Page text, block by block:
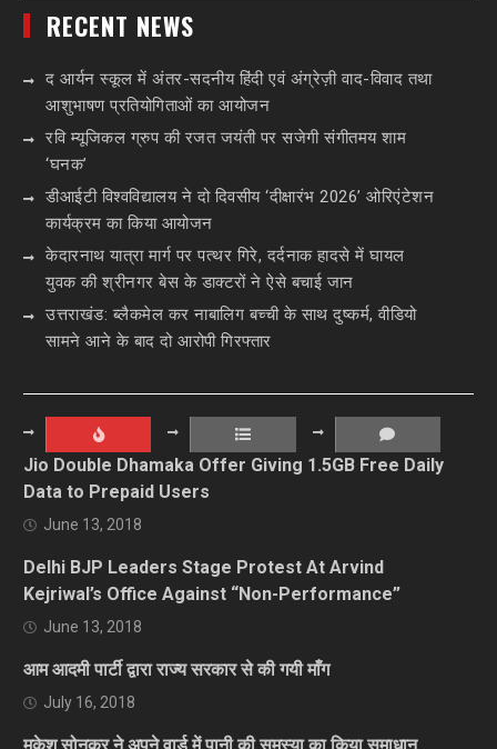
RECENT NEWS
द आर्यन स्कूल में अंतर-सदनीय हिंदी एवं अंग्रेज़ी वाद-विवाद तथा
आशुभाषण प्रतियोगिताओं का आयोजन
रवि म्यूजिकल ग्रुप की रजत जयंती पर सजेगी संगीतमय शाम
‘घनक’
डीआईटी विश्वविद्यालय ने दो दिवसीय ‘दीक्षारंभ 2026’ ओरिएंटेशन
कार्यक्रम का किया आयोजन
केदारनाथ यात्रा मार्ग पर पत्थर गिरे, दर्दनाक हादसे में घायल
युवक की श्रीनगर बेस के डाक्टरों ने ऐसे बचाई जान
उत्तराखंड: ब्लैकमेल कर नाबालिग बच्ची के साथ दुष्कर्म, वीडियो
सामने आने के बाद दो आरोपी गिरफ्तार
Jio Double Dhamaka Offer Giving 1.5GB Free Daily
Data to Prepaid Users
June 13, 2018
Delhi BJP Leaders Stage Protest At Arvind
Kejriwal’s Office Against “Non-Performance”
June 13, 2018
आम आदमी पार्टी द्वारा राज्य सरकार से की गयी माँग
July 16, 2018